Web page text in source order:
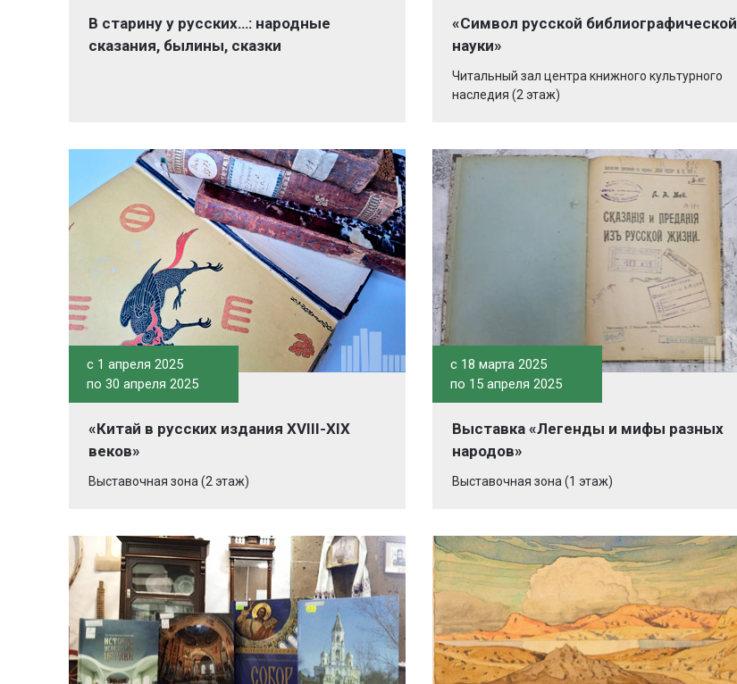
В старину у русских…: народные
сказания, былины, сказки
«Символ русской библиографической
науки»
Читальный зал центра книжного культурного
наследия (2 этаж)
c 1 апреля 2025
по 30 апреля 2025
«Китай в русских издания XVIII-XIX
веков»
Выставочная зона (2 этаж)
c 18 марта 2025
по 15 апреля 2025
Выставка «Легенды и мифы разных
народов»
Выставочная зона (1 этаж)